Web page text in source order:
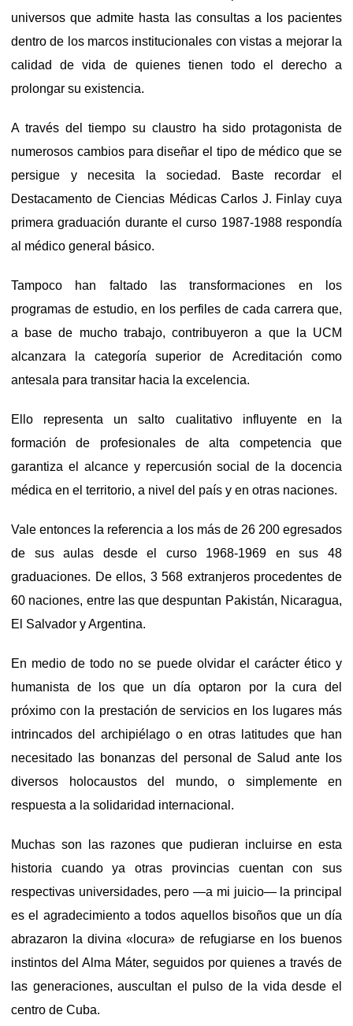
universos que admite hasta las consultas a los pacientes
dentro de los marcos institucionales con vistas a mejorar la
calidad de vida de quienes tienen todo el derecho a
prolongar su existencia.
A través del tiempo su claustro ha sido protagonista de
numerosos cambios para diseñar el tipo de médico que se
persigue y necesita la sociedad. Baste recordar el
Destacamento de Ciencias Médicas Carlos J. Finlay cuya
primera graduación durante el curso 1987-1988 respondía
al médico general básico.
Tampoco han faltado las transformaciones en los
programas de estudio, en los perfiles de cada carrera que,
a base de mucho trabajo, contribuyeron a que la UCM
alcanzara la categoría superior de Acreditación como
antesala para transitar hacia la excelencia.
Ello representa un salto cualitativo influyente en la
formación de profesionales de alta competencia que
garantiza el alcance y repercusión social de la docencia
médica en el territorio, a nivel del país y en otras naciones.
Vale entonces la referencia a los más de 26 200 egresados
de sus aulas desde el curso 1968-1969 en sus 48
graduaciones. De ellos, 3 568 extranjeros procedentes de
60 naciones, entre las que despuntan Pakistán, Nicaragua,
El Salvador y Argentina.
En medio de todo no se puede olvidar el carácter ético y
humanista de los que un día optaron por la cura del
próximo con la prestación de servicios en los lugares más
intrincados del archipiélago o en otras latitudes que han
necesitado las bonanzas del personal de Salud ante los
diversos holocaustos del mundo, o simplemente en
respuesta a la solidaridad internacional.
Muchas son las razones que pudieran incluirse en esta
historia cuando ya otras provincias cuentan con sus
respectivas universidades, pero —a mi juicio— la principal
es el agradecimiento a todos aquellos bisoños que un día
abrazaron la divina «locura» de refugiarse en los buenos
instintos del Alma Máter, seguidos por quienes a través de
las generaciones, auscultan el pulso de la vida desde el
centro de Cuba.